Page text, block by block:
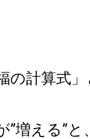
の計算式
”増える”